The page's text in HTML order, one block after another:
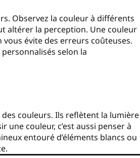
Observez la couleur à différents
altérer la perception. Une couleur
évite des erreurs coûteuses.
selon la
couleurs. Ils reflètent la lumière
couleur, c’est aussi penser à
entouré d’éléments blancs ou